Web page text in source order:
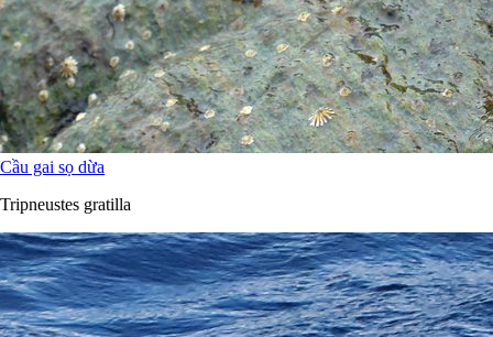
Cầu gai sọ dừa
Tripneustes gratilla